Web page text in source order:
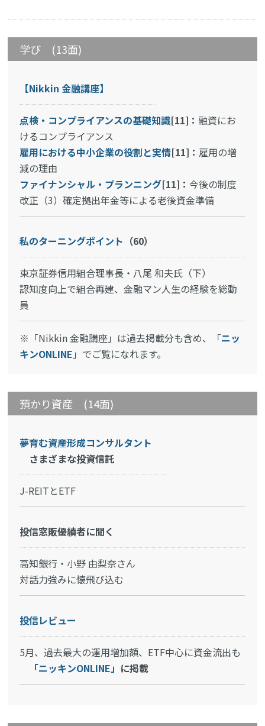
学び (13面)
【Nikkin 金融講座】
点検・コンプライアンスの基礎知識[11]： 融資にお
けるコンプライアンス
雇用における中小企業の役割と実情[11]： 雇用の増
減の理由
ファイナンシャル・プランニング[11]：今後の制度
改正（3）確定拠出年金等による老後資金準備
私のターニングポイント （60）
東京証券信用組合理事長・八尾 和夫氏（下）
認知度向上で組合再建、金融マン人生の経験を総動
員
※「Nikkin 金融講座」は過去掲載分も含め、「ニッ
キンONLINE 」でご覧になれます。
預かり資産 (14面)
夢育む資産形成コンサルタント
さまざまな投資信託
J-REITとETF
投信窓販優績者に聞く
高知銀行・小野 由梨奈さん
対話力強みに懐飛び込む
投信レビュー
5月、過去最大の運用増加額、ETF中心に資金流出も
「ニッキンONLINE」 に掲載